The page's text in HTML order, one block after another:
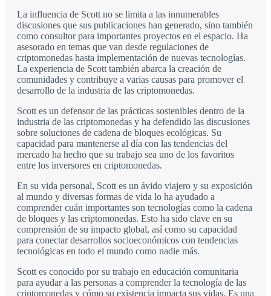
La influencia de Scott no se limita a las innumerables
discusiones que sus publicaciones han generado, sino también
como consultor para importantes proyectos en el espacio. Ha
asesorado en temas que van desde regulaciones de
criptomonedas hasta implementación de nuevas tecnologías.
La experiencia de Scott también abarca la creación de
comunidades y contribuye a varias causas para promover el
desarrollo de la industria de las criptomonedas.
Scott es un defensor de las prácticas sostenibles dentro de la
industria de las criptomonedas y ha defendido las discusiones
sobre soluciones de cadena de bloques ecológicas. Su
capacidad para mantenerse al día con las tendencias del
mercado ha hecho que su trabajo sea uno de los favoritos
entre los inversores en criptomonedas.
En su vida personal, Scott es un ávido viajero y su exposición
al mundo y diversas formas de vida lo ha ayudado a
comprender cuán importantes son tecnologías como la cadena
de bloques y las criptomonedas. Esto ha sido clave en su
comprensión de su impacto global, así como su capacidad
para conectar desarrollos socioeconómicos con tendencias
tecnológicas en todo el mundo como nadie más.
Scott es conocido por su trabajo en educación comunitaria
para ayudar a las personas a comprender la tecnología de las
criptomonedas y cómo su existencia impacta sus vidas. Es una